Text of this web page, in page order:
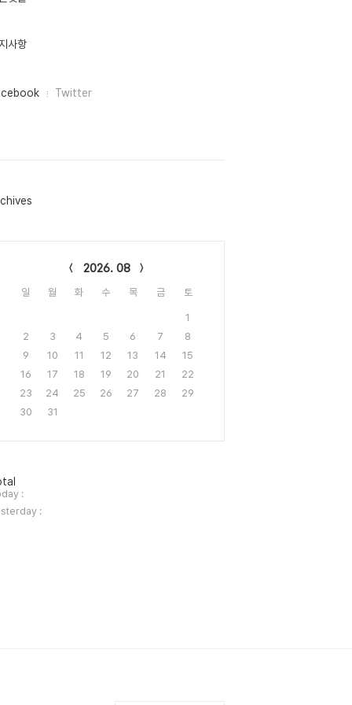
사항
Twitter
2026. 08
일 월 화 수 목 금 토
1
2
3 4 5 6 7
8
9
10 11 12 13 14
15
16
17 18 19 20 21
22
23
24 25 26 27 28
29
30
31
:
: